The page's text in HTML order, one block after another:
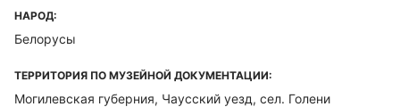
НАРОД:
Белорусы
ТЕРРИТОРИЯ ПО МУЗЕЙНОЙ ДОКУМЕНТАЦИИ:
Могилевская губерния, Чаусский уезд, сел. Голени